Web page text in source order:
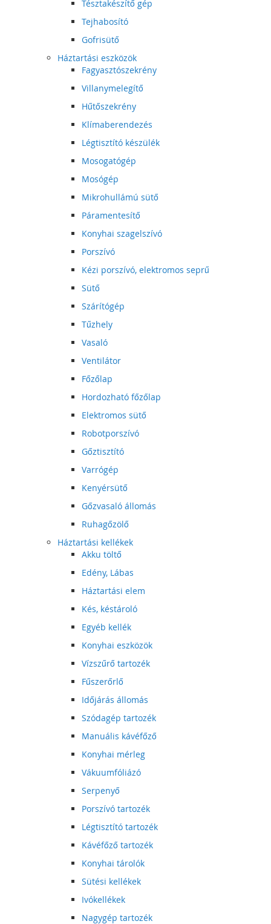
Tésztakészítő gép
Tejhabosító
Gofrisütő
Háztartási eszközök
Fagyasztószekrény
Villanymelegítő
Hűtőszekrény
Klímaberendezés
Légtisztító készülék
Mosogatógép
Mosógép
Mikrohullámú sütő
Páramentesítő
Konyhai szagelszívó
Porszívó
Kézi porszívó, elektromos seprű
Sütő
Szárítógép
Tűzhely
Vasaló
Ventilátor
Főzőlap
Hordozható főzőlap
Elektromos sütő
Robotporszívó
Gőztisztító
Varrógép
Kenyérsütő
Gőzvasaló állomás
Ruhagőzölő
Háztartási kellékek
Akku töltő
Edény, Lábas
Háztartási elem
Kés, késtároló
Egyéb kellék
Konyhai eszközök
Vízszűrő tartozék
Fűszerőrlő
Időjárás állomás
Szódagép tartozék
Manuális kávéfőző
Konyhai mérleg
Vákuumfóliázó
Serpenyő
Porszívó tartozék
Légtisztító tartozék
Kávéfőző tartozék
Konyhai tárolók
Sütési kellékek
Ivókellékek
Nagygép tartozék